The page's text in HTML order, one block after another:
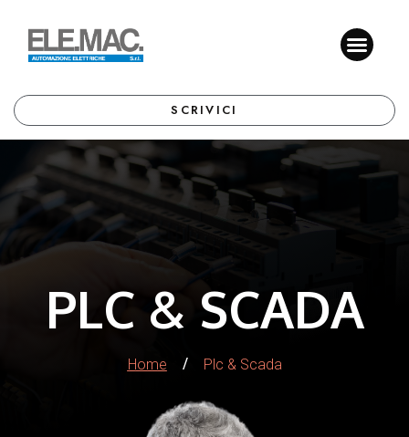
SCRIVICI
PLC & SCADA
Home / Plc & Scada